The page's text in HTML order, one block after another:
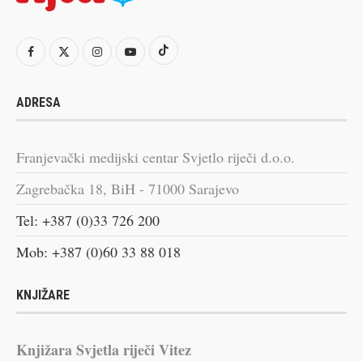
ADRESA
Franjevački medijski centar Svjetlo riječi d.o.o.
Zagrebačka 18, BiH - 71000 Sarajevo
Tel: +387 (0)33 726 200
Mob: +387 (0)60 33 88 018
KNJIŽARE
Knjižara Svjetla riječi Vitez